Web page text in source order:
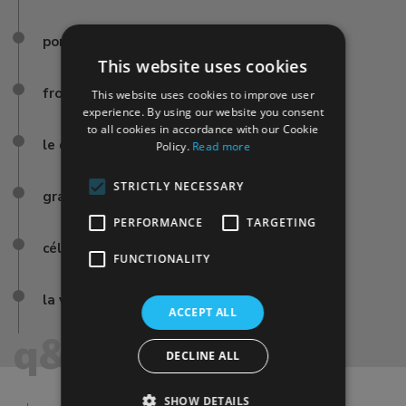
ponts de venise
front de mer vénitien
le quartier de san marco
gran teatro la fenice
célèbres sites de venise
la venise historique
q&a
This website uses cookies
This website uses cookies to improve user
experience. By using our website you consent
to all cookies in accordance with our Cookie
Policy. Read more
STRICTLY NECESSARY
PERFORMANCE TARGETING
FUNCTIONALITY
ACCEPT ALL
DECLINE ALL
SHOW DETAILS